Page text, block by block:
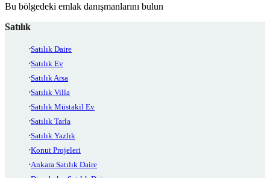
Bu bölgedeki emlak danışmanlarını bulun
Satılık
Satılık Daire
Satılık Ev
Satılık Arsa
Satılık Villa
Satılık Müstakil Ev
Satılık Tarla
Satılık Yazlık
Konut Projeleri
Ankara Satılık Daire